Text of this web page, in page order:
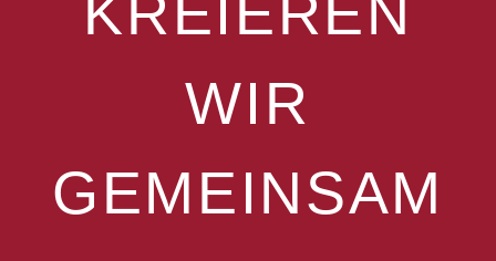
KREIEREN
WIR
GEMEINSAM